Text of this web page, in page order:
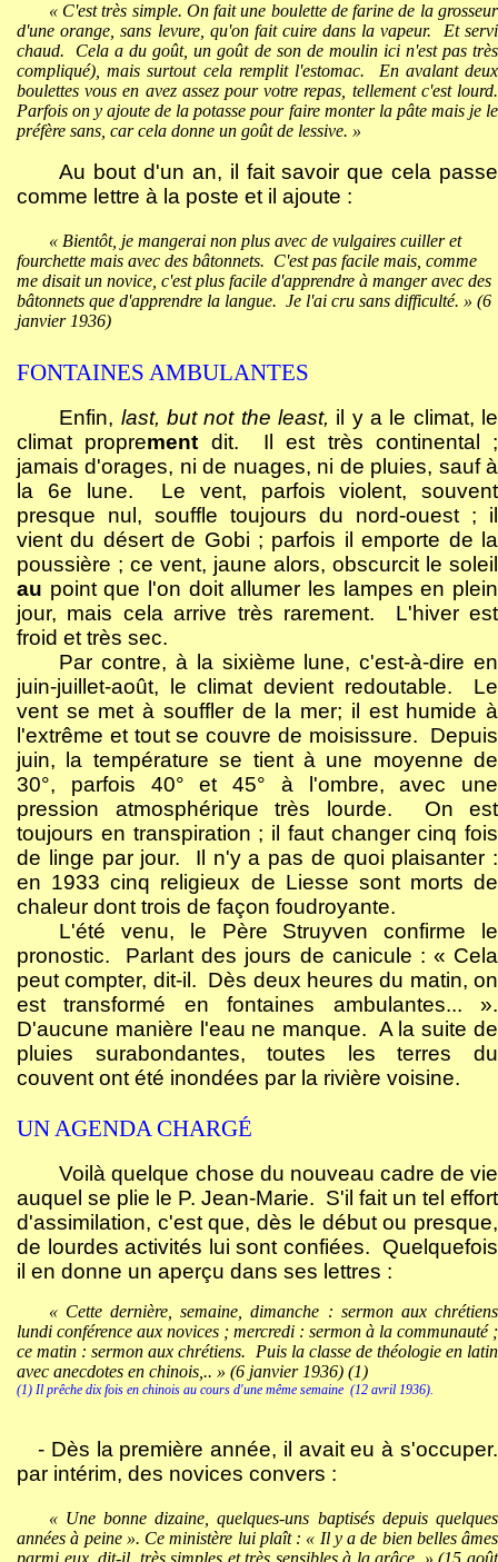
« C'est très simple. On fait une boulette de farine de la grosseur
d'une orange, sans levure, qu'on fait cuire dans la vapeur.
Et servi
chaud.
Cela a du goût, un goût de son de moulin ici n'est pas très
compliqué), mais surtout cela remplit l'estomac.
En avalant deux
boulettes vous en avez assez pour votre repas, tellement c'est lourd.
Parfois on y ajoute de la potasse pour faire monter la pâte mais je le
préfère sans, car cela donne un goût de lessive. »
Au bout d'un an, il fait savoir que cela passe
comme lettre à la poste et il ajoute :
« Bientôt, je mangerai non plus avec de vulgaires cuiller et
fourchette mais avec des bâtonnets. C'est pas facile mais, comme
me disait un novice, c'est plus facile d'apprendre à manger avec des
bâtonnets que d'apprendre la langue. Je l'ai cru sans difficulté. » (6
janvier 1936)
FONTAINES AMBULANTES
Enfin, last, but not the least, il y a le climat, le
climat proprement dit.
Il est très continental ;
jamais d'orages, ni de nuages, ni de pluies, sauf à
la 6e lune.
Le vent, parfois violent, souvent
presque nul, souffle toujours du nord-ouest ; il
vient du désert de Gobi ; parfois il emporte de la
poussière ; ce vent, jaune alors, obscurcit le soleil
au point que l'on doit allumer les lampes en plein
jour, mais cela arrive très rarement.
L'hiver est
froid et très sec.
Par contre, à la sixième lune, c'est-à-dire en
juin-juillet-août, le climat devient redoutable.
Le
vent se met à souffler de la mer; il est humide à
l'extrême et tout se couvre de moisissure.
Depuis
juin, la température se tient à une moyenne de
30°, parfois 40° et 45° à l'ombre, avec une
pression atmosphérique très lourde.
On est
toujours en transpiration ; il faut changer cinq fois
de linge par jour.
Il n'y a pas de quoi plaisanter :
en 1933 cinq religieux de Liesse sont morts de
chaleur dont trois de façon foudroyante.
L'été venu, le Père Struyven confirme le
pronostic.
Parlant des jours de canicule : « Cela
peut compter, dit-il. Dès deux heures du matin, on
est transformé en fontaines ambulantes... ».
D'aucune manière l'eau ne manque. A la suite de
pluies surabondantes, toutes les terres du
couvent ont été inondées par la rivière voisine.
UN AGENDA CHARGÉ
Voilà quelque chose du nouveau cadre de vie
auquel se plie le P. Jean-Marie. S'il fait un tel effort
d'assimilation, c'est que, dès le début ou presque,
de lourdes activités lui sont confiées.
Quelquefois
il en donne un aperçu dans ses lettres :
« Cette dernière, semaine, dimanche : sermon aux chrétiens
lundi conférence aux novices ; mercredi : sermon à la communauté ;
ce matin : sermon aux chrétiens.
Puis la classe de théologie en latin
avec anecdotes en chinois,.. » (6 janvier 1936) (1)
(1) Il prêche dix fois en chinois au cours d'une même semaine (12 avril 1936).
- Dès la première année, il avait eu à s'occuper.
par intérim, des novices convers :
« Une bonne dizaine, quelques-uns baptisés depuis quelques
années à peine ». Ce ministère lui plaît : « Il y a de bien belles âmes
parmi eux, dit-il, très simples et très sensibles à la grâce. » (15 août